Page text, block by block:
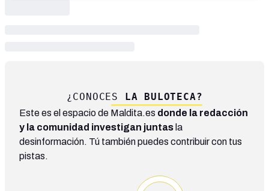
¿CONOCES LA BULOTECA?
Este es el espacio de Maldita.es donde la redacción
y la comunidad investigan juntas la
desinformación. Tú también puedes contribuir con tus
pistas.